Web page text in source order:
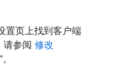
页上找到客户端
请参阅 修改
”。